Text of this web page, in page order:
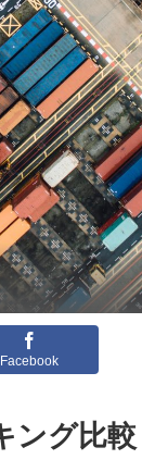
Facebook
ング比較